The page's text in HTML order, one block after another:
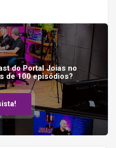
do Portal Joias no
de 100 episódios?